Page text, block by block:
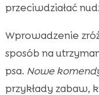
przeciwdziałać
Wprowadzenie
sposób na
psa. Nowe
przykłady zabaw,